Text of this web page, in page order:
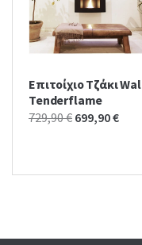
Επιτοίχιο Tζάκι
Tenderflame
729,90€ Original
729,90 €.
699,90€